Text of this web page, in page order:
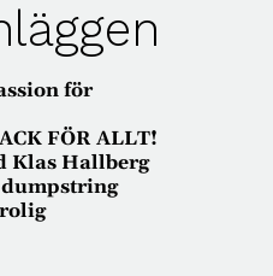
för
FÖR ALLT!
Klas Hallberg
dumpstring